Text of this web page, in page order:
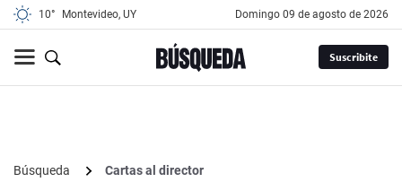
10° Montevideo, UY domingo 09 de agosto de 2026
Suscribite
Búsqueda
Cartas al director